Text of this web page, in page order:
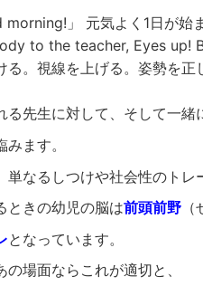
」 元気よく1日が始
to the teacher, Eyes up!
る。視線を上げる。姿勢を正
先生に対して、そして一緒
ます。
単なるしつけや社会性のトレ
ときの幼児の脳は前頭前野
となっています。
場面ならこれが適切と、